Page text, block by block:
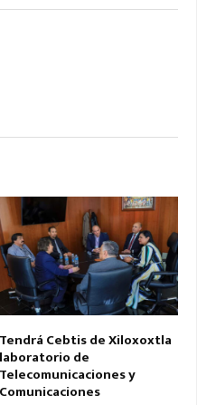
Tendrá Cebtis de Xiloxoxtla
laboratorio de
Telecomunicaciones y
Comunicaciones